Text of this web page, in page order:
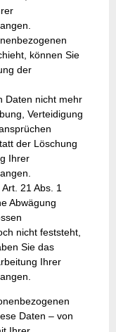
können Sie
der
Daten nicht mehr
Verteidigung
der Löschung
Ihrer
21 Abs. 1
Abwägung
nicht feststeht,
Sie das
Ihrer
Daten – von